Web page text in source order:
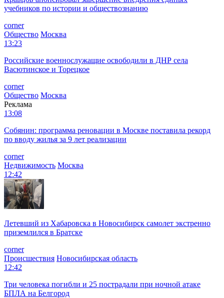
учебников по истории и обществознанию
corner
Общество Москва
13:23
Российские военнослужащие освободили в ДНР села
Васютинское и Торецкое
corner
Общество Москва
Реклама
13:08
Собянин: программа реновации в Москве поставила рекорд
по вводу жилья за 9 лет реализации
corner
Недвижимость Москва
12:42
Летевший из Хабаровска в Новосибирск самолет экстренно
приземлился в Братске
corner
Происшествия Новосибирская область
12:42
Три человека погибли и 25 пострадали при ночной атаке
БПЛА на Белгород